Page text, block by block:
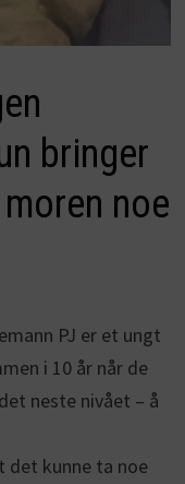
bringer
noe
PJ er et ungt
i 10 år når de
neste nivået – å
kunne ta noe